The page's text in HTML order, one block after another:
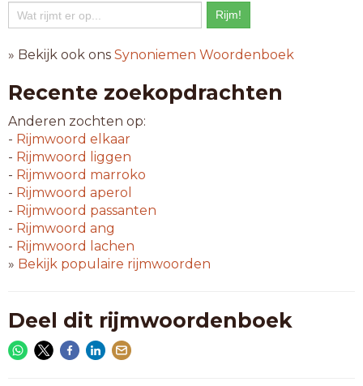
afrol
afsol
eivol
fenol
gesol
inrol
lysol
mogol
omrol
oprol
pikol
schol
scrol
taxol
aanhol
armvol
benzol
» Bekijk ook ons Synoniemen Woordenboek
Recente zoekopdrachten
Anderen zochten op:
- Rijmwoord elkaar
- Rijmwoord
liggen
- Rijmwoord marroko
- Rijmwoord aperol
- Rijmwoord passanten
- Rijmwoord ang
- Rijmwoord
lachen
» Bekijk populaire rijmwoorden
Deel dit rijmwoordenboek